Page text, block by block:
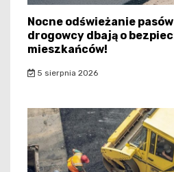
Nocne odświeżanie
drogowcy dbają o
mieszkańców!
5 sierpnia 2026